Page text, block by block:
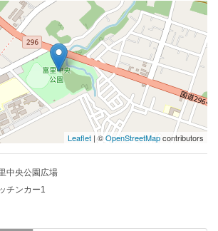
Leaflet | ©OpenStreetMapcontributors
中央公園広場
チンカー1